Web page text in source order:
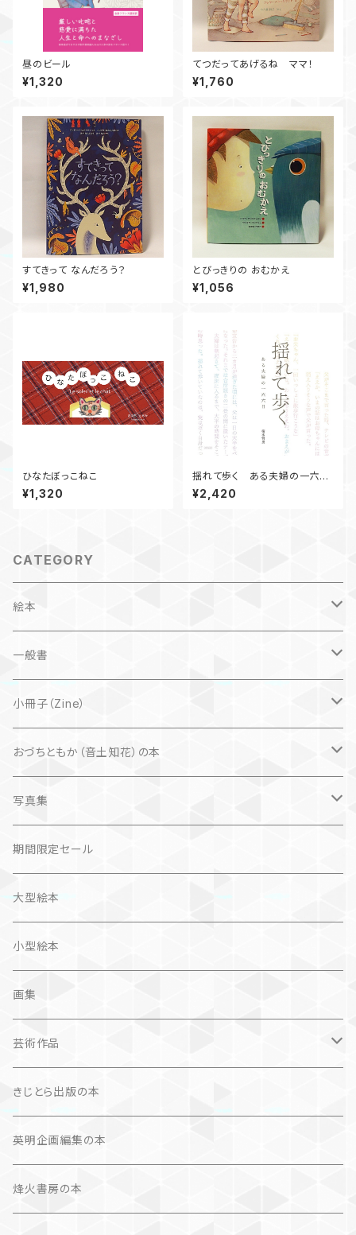
昼のビール
¥1,320
てつだってあげるね ママ！
¥1,760
すてきって なんだろう？
¥1,980
とびっきりの おむかえ
¥1,056
ひなたぼっこねこ
¥1,320
揺れて歩く ある夫婦の一六六
日
¥2,420
CATEGORY
絵本
子ども
自然科学絵本
楽しいお話
大人にも
一般書
海外翻訳
文芸、小説
問題提起
国内
文芸、小説
詩歌
文学（論）
小冊子（Zine）
猫
おづちともか（音土知花）の本
ZINE
仏語対訳絵本
写真集
写真集
作品＋エッセイ
カレンダー
画集
カレンダー
期間限定セール
大型絵本
小型絵本
画集
芸術作品
画集
作品集＋エッセイ
カレンダー
写真集
作品集＋エッセイ
きじとら出版の本
英明企画編集の本
烽火書房の本